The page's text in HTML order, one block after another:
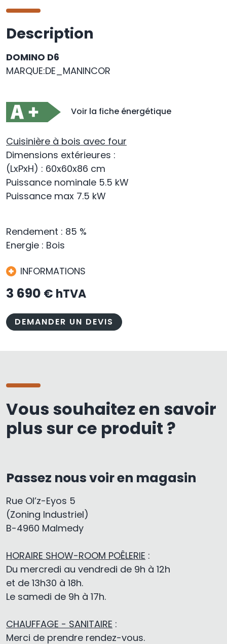
Description
DOMINO D6
MARQUE:DE_MANINCOR
Voir la fiche énergétique
Cuisinière à bois avec four
Dimensions extérieures :
(LxPxH) : 60x60x86 cm
Puissance nominale 5.5 kW
Puissance max 7.5 kW
Rendement : 85 %
Energie : Bois
INFORMATIONS
3 690 € hTVA
DEMANDER UN DEVIS
Vous souhaitez en savoir
plus sur ce produit ?
Passez nous voir en magasin
Rue Ol’z-Eyos 5
(Zoning Industriel)
B-4960 Malmedy
HORAIRE SHOW-ROOM POÊLERIE :
Du mercredi au vendredi de 9h à 12h
et de 13h30 à 18h.
Le samedi de 9h à 17h.
CHAUFFAGE - SANITAIRE :
Merci de prendre rendez-vous.